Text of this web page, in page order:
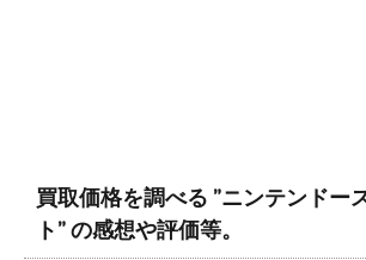
買取価格を調べる ”ニンテンドー
ト” の感想や評価等。